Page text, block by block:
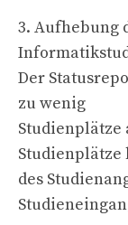
3. Aufhebung
Der
zu wenig
Studienplätze
Studienplätze
des